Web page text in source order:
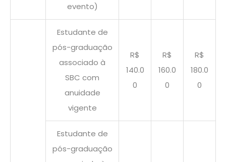
evento)
Estudante de
pós-graduação
associado à
SBC com
anuidade
vigente
R$
140.0
0
R$
160.0
0
R$
180.0
0
Estudante de
pós-graduação